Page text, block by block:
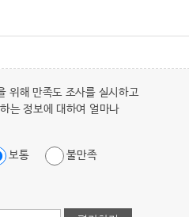
위해 만족도 조사를 실시하고
는 정보에 대하여 얼마나
보통 불만족